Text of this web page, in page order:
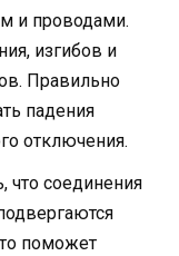
и проводами.
изгибов и
Правильно
падения
отключения.
что соединения
поможет